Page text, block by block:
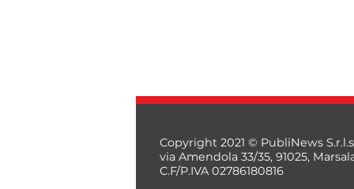
Copyright 2021 © PubliNews
via Amendola 33/35, 91025,
C.F/P.IVA 02786180816